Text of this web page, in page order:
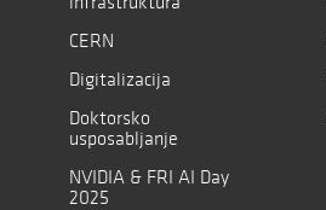
CERN
Digitalizacija
Doktorsko
usposabljanje
NVIDIA & FRI AI Day
2025